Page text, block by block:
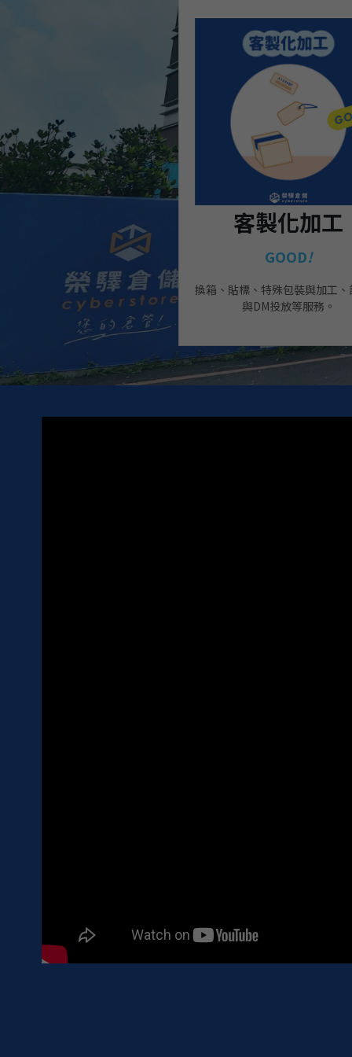
客製化加工
GOOD!
換箱、貼標、特殊包裝與加工
與DM投放等服務。